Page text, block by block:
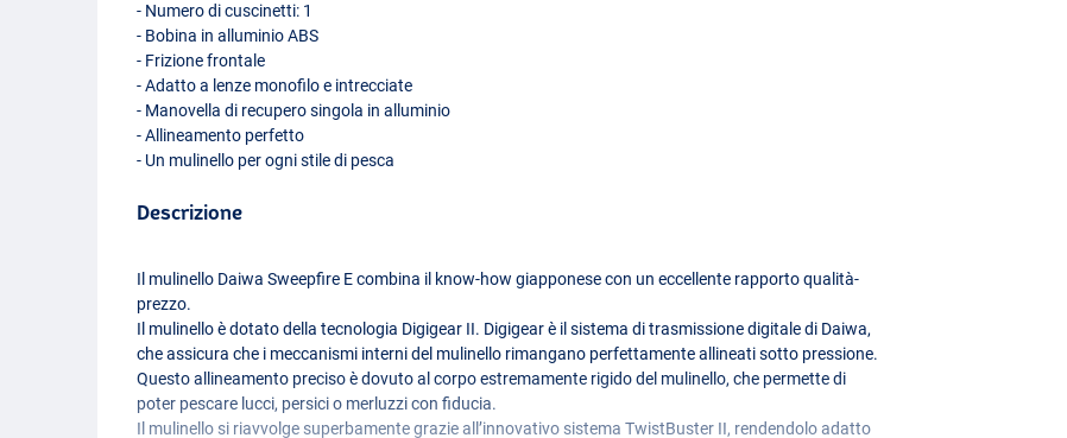
- Numero di cuscinetti: 1
- Bobina in alluminioABS
- Frizione frontale
- Adatto a lenze monofilo e intrecciate
- Manovella di recupero singola in alluminio
- Allineamento perfetto
- Un mulinello per ogni stile di pesca
Descrizione
Il mulinello Daiwa Sweepfire E combina il know-how giapponese con un eccellente rapporto qualità-
prezzo.
Il mulinello è dotato della tecnologia Digigear II. Digigear è il sistema di trasmissione digitale di Daiwa,
che assicura che i meccanismi interni del mulinello rimangano perfettamente allineati sotto pressione.
Questo allineamento preciso è dovuto al corpo estremamente rigido del mulinello, che permette di
poter pescare lucci, persici o merluzzi con fiducia.
Il mulinello si riavvolge superbamente grazie all’innovativo sistema TwistBuster II, rendendolo adatto